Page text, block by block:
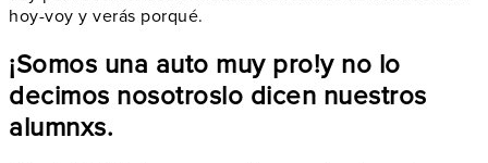
hoy-voy y verás porqué.
¡Somos una auto muy pro!y no lo
decimos nosotroslo dicen nuestros
alumnxs.